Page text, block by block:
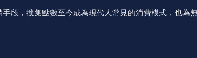
段，搜集點數至今成為現代人常見的消費模式，也為